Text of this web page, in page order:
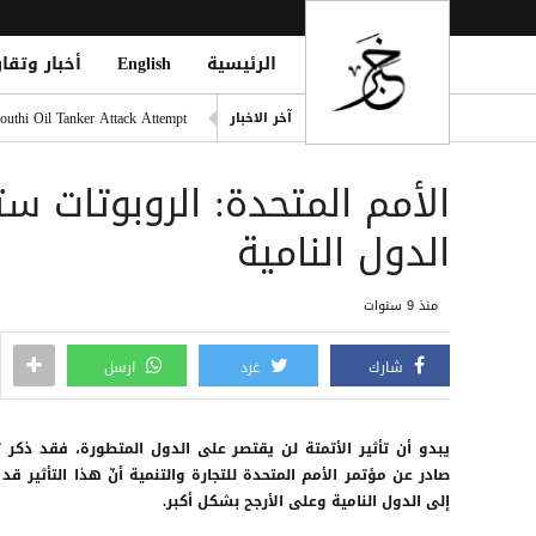
الرئيسية English أخبار
آخر الاخبار
Oil Tanker Attack Attempt
المقاومة الوطنية تحبط
قتلى وجرحى مدنيون جراء هجوم حوثي واسع بـ20 الأمم المتحدة:
الدول النامية
منذ 9 سنوات
شارك غرد ارسل
يبدو أن تأثير الأتمتة لن يقتصر على الدول المتطورة، فقد ذكر
صادر عن مؤتمر الأمم المتحدة للتجارة والتنمية أنّ هذا التأثير
إلى الدول النامية وعلى الأرجح بشكل أكبر.